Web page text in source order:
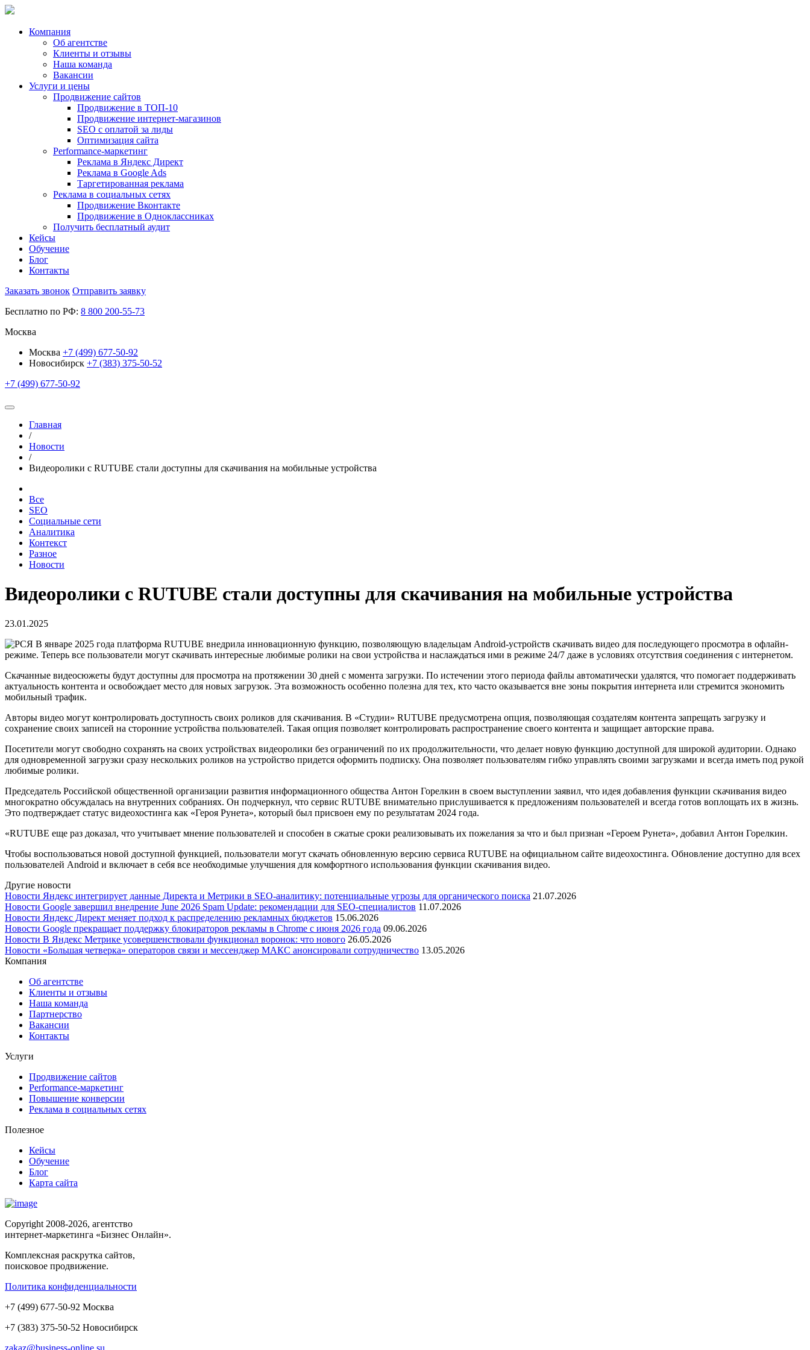
Компания
Об агентстве
Клиенты и отзывы
Наша команда
Вакансии
Услуги и цены
Продвижение сайтов
Продвижение в ТОП-10
Продвижение интернет-магазинов
SEO с оплатой за лиды
Оптимизация сайта
Performance-маркетинг
Реклама в Яндекс Директ
Реклама в Google Ads
Таргетированная реклама
Реклама в социальных сетях
Продвижение Вконтакте
Продвижение в Одноклассниках
Получить бесплатный аудит
Кейсы
Обучение
Блог
Контакты
Заказать звонок Отправить заявку
Бесплатно по РФ: 8 800 200-55-73
Москва
Москва +7 (499) 677-50-92
Новосибирск +7 (383) 375-50-52
+7 (499) 677-50-92
Главная
/
Новости
/
Видеоролики с RUTUBE стали доступны для скачивания на мобильные устройства
Все
SEO
Социальные сети
Аналитика
Контекст
Разное
Новости
Видеоролики с RUTUBE стали доступны для скачивания на мобильные устройства
23.01.2025
В январе 2025 года платформа RUTUBE внедрила инновационную функцию, позволяющую владельцам Android-устройств скачивать видео для последующего просмотра в офлайн-
режиме. Теперь все пользователи могут скачивать интересные любимые ролики на свои устройства и наслаждаться ими в режиме 24/7 даже в условиях отсутствия соединения с интернетом.
Скачанные видеосюжеты будут доступны для просмотра на протяжении 30 дней с момента загрузки. По истечении этого периода файлы автоматически удалятся, что помогает поддерживать
актуальность контента и освобождает место для новых загрузок. Эта возможность особенно полезна для тех, кто часто оказывается вне зоны покрытия интернета или стремится экономить
мобильный трафик.
Авторы видео могут контролировать доступность своих роликов для скачивания. В «Студии» RUTUBE предусмотрена опция, позволяющая создателям контента запрещать загрузку и
сохранение своих записей на сторонние устройства пользователей. Такая опция позволяет контролировать распространение своего контента и защищает авторские права.
Посетители могут свободно сохранять на своих устройствах видеоролики без ограничений по их продолжительности, что делает новую функцию доступной для широкой аудитории. Однако
для одновременной загрузки сразу нескольких роликов на устройство придется оформить подписку. Она позволяет пользователям гибко управлять своими загрузками и всегда иметь под рукой
любимые ролики.
Председатель Российской общественной организации развития информационного общества Антон Горелкин в своем выступлении заявил, что идея добавления функции скачивания видео
многократно обсуждалась на внутренних собраниях. Он подчеркнул, что сервис RUTUBE внимательно прислушивается к предложениям пользователей и всегда готов воплощать их в жизнь.
Это подтверждает статус видеохостинга как «Героя Рунета», который был присвоен ему по результатам 2024 года.
«RUTUBE еще раз доказал, что учитывает мнение пользователей и способен в сжатые сроки реализовывать их пожелания за что и был признан «Героем Рунета», добавил Антон Горелкин.
Чтобы воспользоваться новой доступной функцией, пользователи могут скачать обновленную версию сервиса RUTUBE на официальном сайте видеохостинга. Обновление доступно для всех
пользователей Android и включает в себя все необходимые улучшения для комфортного использования функции скачивания видео.
Другие новости
Новости Яндекс интегрирует данные Директа и Метрики в SEO-аналитику: потенциальные угрозы для органического поиска 21.07.2026
Новости Google завершил внедрение June 2026 Spam Update: рекомендации для SEO-специалистов 11.07.2026
Новости Яндекс Директ меняет подход к распределению рекламных бюджетов 15.06.2026
Новости Google прекращает поддержку блокираторов рекламы в Chrome с июня 2026 года 09.06.2026
Новости В Яндекс Метрике усовершенствовали функционал воронок: что нового 26.05.2026
Новости «Большая четверка» операторов связи и мессенджер МАКС анонсировали сотрудничество 13.05.2026
Компания
Об агентстве
Клиенты и отзывы
Наша команда
Партнерство
Вакансии
Контакты
Услуги
Продвижение сайтов
Performance-маркетинг
Повышение конверсии
Реклама в социальных сетях
Полезное
Кейсы
Обучение
Блог
Карта сайта
Copyright 2008-2026, агентство
интернет-маркетинга «Бизнес Онлайн».
Комплексная раскрутка сайтов,
поисковое продвижение.
Политика конфиденциальности
+7 (499) 677-50-92 Москва
+7 (383) 375-50-52 Новосибирск
zakaz@business-online.su